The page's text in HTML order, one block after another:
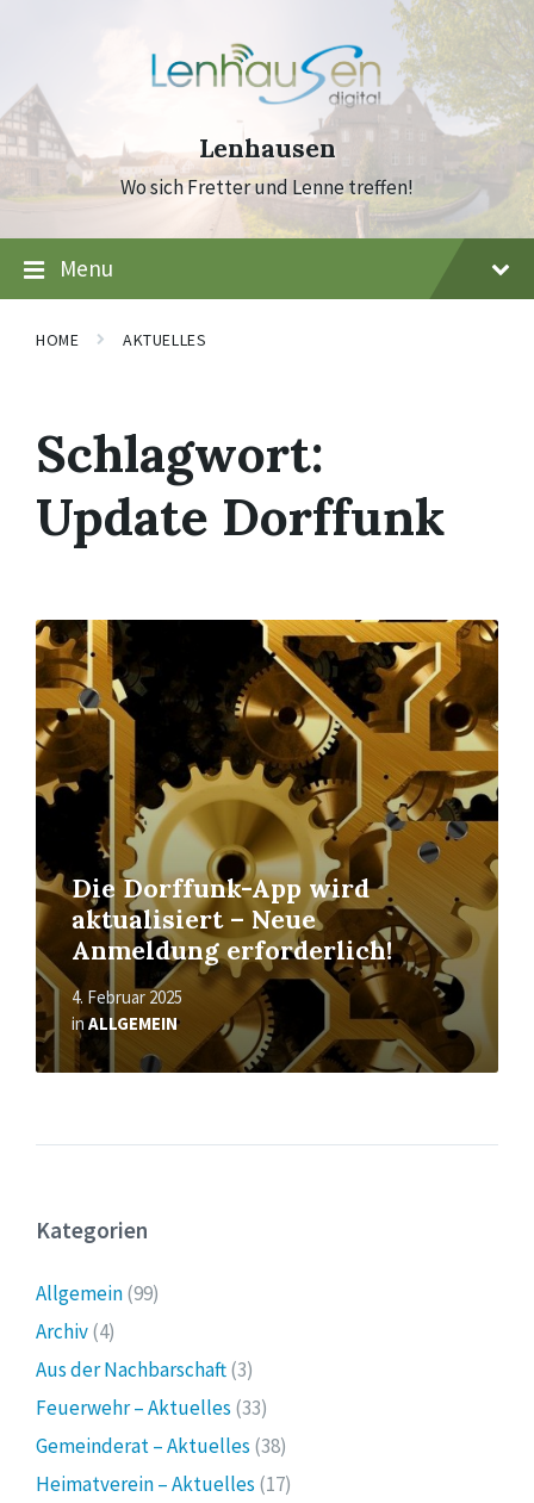
Lenhausen
Wo sich Fretter und Lenne treffen!
Menu
HOME AKTUELLES
Schlagwort:
Update Dorffunk
Die Dorffunk-App wird
aktualisiert – Neue
Anmeldung erforderlich!
4. Februar 2025
inALLGEMEIN
Mehr
erfahren
Kategorien
Allgemein(99)
Archiv(4)
Aus der Nachbarschaft(3)
Feuerwehr – Aktuelles (33)
Gemeinderat – Aktuelles (38)
Heimatverein – Aktuelles (17)